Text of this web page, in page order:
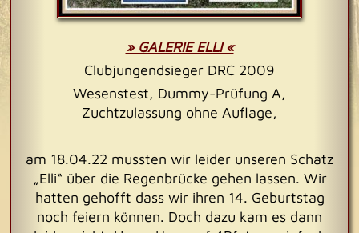
» GALERIE ELLI «
Clubjungendsieger DRC 2009
Wesenstest, Dummy-Prüfung A,
Zuchtzulassung ohne Auflage,
am 18.04.22 mussten wir leider unseren Schatz
„Elli“ über die Regenbrücke gehen lassen. Wir
hatten gehofft dass wir ihren 14. Geburtstag
noch feiern können. Doch dazu kam es dann